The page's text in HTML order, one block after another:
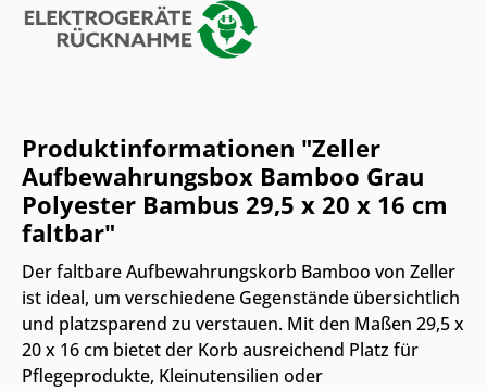
Produktinformationen "Zeller
Aufbewahrungsbox Bamboo Grau
Polyester Bambus 29,5 x 20 x 16 cm
faltbar"
Der faltbare Aufbewahrungskorb Bamboo von Zeller
ist ideal, um verschiedene Gegenstände übersichtlich
und platzsparend zu verstauen. Mit den Maßen 29,5 x
20 x 16 cm bietet der Korb ausreichend Platz für
Pflegeprodukte, Kleinutensilien oder